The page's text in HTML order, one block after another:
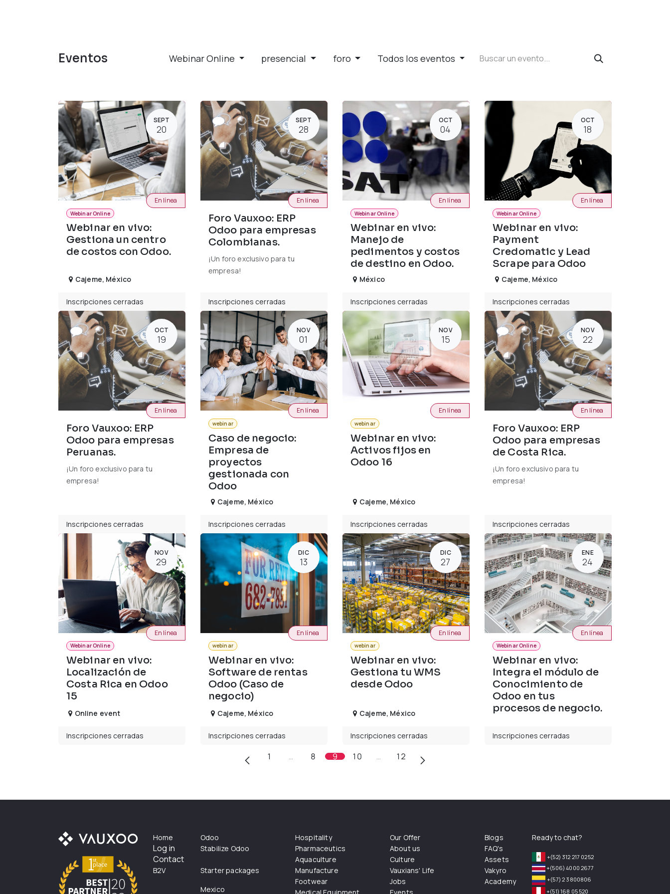
Eventos Webinar Online presencial foro Todos los eventos
SEPT
20
Webinar Online
Webinar en vivo:
Gestiona un centro
de costos con Odoo.
En línea
Cajeme, México
Inscripciones cerradas
SEPT
28
Foro Vauxoo: ERP
Odoo para empresas
Colombianas.
¡Un foro exclusivo para tu
empresa!
En línea
Inscripciones cerradas
OCT
04
Webinar Online
Webinar en vivo:
Manejo de
pedimentos y costos
de destino en Odoo.
En línea
México
Inscripciones cerradas
OCT
18
Webinar Online
Webinar en vivo:
Payment
Credomatic y Lead
Scrape para Odoo
En línea
Cajeme, México
Inscripciones cerradas
OCT
19
Foro Vauxoo: ERP
Odoo para empresas
Peruanas.
¡Un foro exclusivo para tu
empresa!
En línea
Inscripciones cerradas
NOV
01
webinar
Caso de negocio:
Empresa de
proyectos
gestionada con
Odoo
En línea
Cajeme, México
Inscripciones cerradas
NOV
15
webinar
Webinar en vivo:
Activos fijos en
Odoo 16
En línea
Cajeme, México
Inscripciones cerradas
NOV
22
Foro Vauxoo: ERP
Odoo para empresas
de Costa Rica.
¡Un foro exclusivo para tu
empresa!
En línea
Inscripciones cerradas
NOV
29
Webinar Online
Webinar en vivo:
Localización de
Costa Rica en Odoo
15
En línea
Online event
Inscripciones cerradas
DIC
13
webinar
Webinar en vivo:
Software de rentas
Odoo (Caso de
negocio)
En línea
Cajeme, México
Inscripciones cerradas
DIC
27
webinar
Webinar en vivo:
Gestiona tu WMS
desde Odoo
En línea
Cajeme, México
Inscripciones cerradas
ENE
24
Webinar Online
Webinar en vivo:
Integra el módulo de
Conocimiento de
Odoo en tus
procesos de negocio.
En línea
Inscripciones cerradas
1 … 8 9 10 … 12
Home
Log in
Contact
B2V
Odoo
Stabilize Odoo
Starter packages
Mexico
Hospitality
Pharmaceutics
Aquaculture
Manufacture
Footwear
Our Offer
About us
Culture
Vauxians' Life
Jobs
Blogs
FAQ's
Assets
Vakyro
Academy
Ready to chat?
+(52) 312 217 0252
+(506) 4000 2677
+(57) 2 3800806
+(51) 168 05 520